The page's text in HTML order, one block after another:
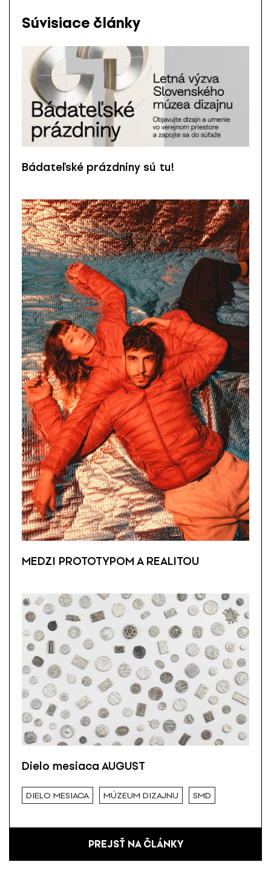
Súvisiace články
Bádateľské prázdniny sú tu!
MEDZI PROTOTYPOM A REALITOU
Dielo mesiaca AUGUST
DIELO MESIACA MÚZEUM DIZAJNU SMD
PREJSŤ NA ČLÁNKY